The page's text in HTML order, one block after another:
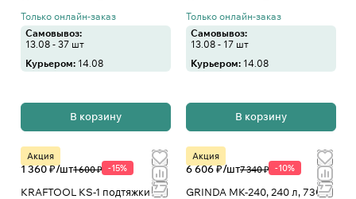
Только онлайн-заказ
Самовывоз:
13.08 - 37 шт
Курьером: 14.08
В корзину
Только онлайн-заказ
Самовывоз:
13.08 - 17 шт
Курьером: 14.08
В корзину
Акция
1 360 ₽/шт1 600 ₽ -15%
KRAFTOOL KS-1 подтяжки
Акция
6 606 ₽/шт7 340 ₽ -10%
GRINDA МК-240, 240 л, 730 х